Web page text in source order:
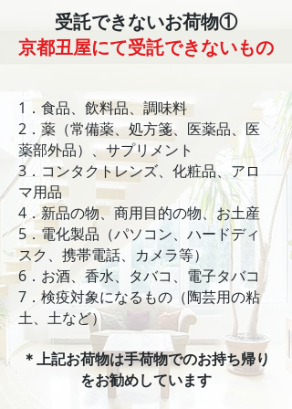
受託できないお荷物①
京都丑屋にて受託できないもの
1．食品、飲料品、調味料
2．薬（常備薬、処方箋、医薬品、医
薬部外品）、サプリメント
3．コンタクトレンズ、化粧品、アロ
マ用品
4．新品の物、商用目的の物、お土産
5．電化製品（パソコン、ハードディ
スク、携帯電話、カメラ等）
6．お酒、香水、タバコ、電子タバコ
7．検疫対象になるもの（陶芸用の粘
土、土など）
＊​上記お荷物は手荷物でのお持ち帰り
をお勧めしています